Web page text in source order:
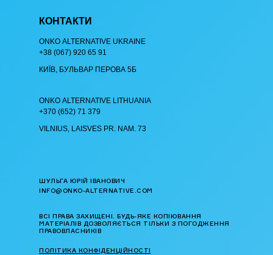
КОНТАКТИ
ОNKO АLTERNATIVE UKRAINE
+38 (067) 920 65 91
КИЇВ, БУЛЬВАР ПЕРОВА 5Б
ОNKO АLTERNATIVE LITHUANIA
+370 (652) 71 379
VILNIUS, LAISVES PR. NAM. 73
ШУЛЬГА ЮРІЙ ІВАНОВИЧ
INFO@ONKO-ALTERNATIVE.COM
ВСІ ПРАВА ЗАХИЩЕНІ. БУДЬ-ЯКЕ КОПІЮВАННЯ
МАТЕРІАЛІВ ДОЗВОЛЯЄТЬСЯ ТІЛЬКИ З ПОГОДЖЕННЯ
ПРАВОВЛАСНИКІВ
ПОЛІТИКА КОНФІДЕНЦІЙНОСТІ